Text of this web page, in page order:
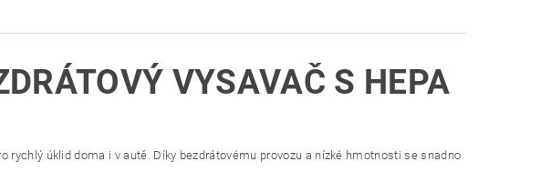
VYSAVAČ S HEPA
rychlý úklid doma i v autě. Díky bezdrátovému provozu a nízké hmotnosti se snadno